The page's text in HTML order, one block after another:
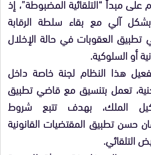
آلي مع بقاء سلطة الرقابة
العقوبات في حالة الإخلال
أو السلوكية.
هذا النظام لجنة خاصة داخل
تعمل بتنسيق مع قاضي تطبيق
الملك، بهدف تتبع شروط
حسن تطبيق المقتضيات القانونية
التلقائي.